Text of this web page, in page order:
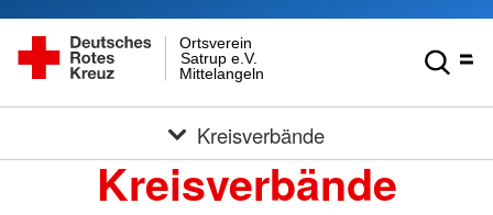
Mittelangeln
Satrup e.V.
Ortsverein
Kreisverbände
Kreisverbände